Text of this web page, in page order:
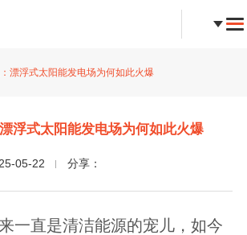
漂浮式太阳能发电场为何如此火爆
浮式太阳能发电场为何如此火爆
05-22 分享：
一直是清洁能源的宠儿，如今